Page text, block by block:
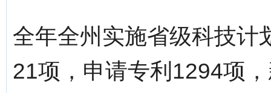
全年全州实施省级科技计
21项，申请专利1294项